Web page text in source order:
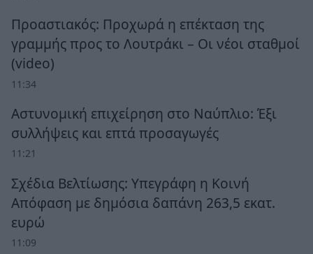
Προαστιακός: Προχωρά η επέκταση της
γραμμής προς το Λουτράκι – Οι νέοι σταθμοί
(video)
11:34
Αστυνομική επιχείρηση στο Ναύπλιο: Έξι
συλλήψεις και επτά προσαγωγές
11:21
Σχέδια Βελτίωσης: Υπεγράφη η Κοινή
Απόφαση με δημόσια δαπάνη 263,5 εκατ.
ευρώ
11:09